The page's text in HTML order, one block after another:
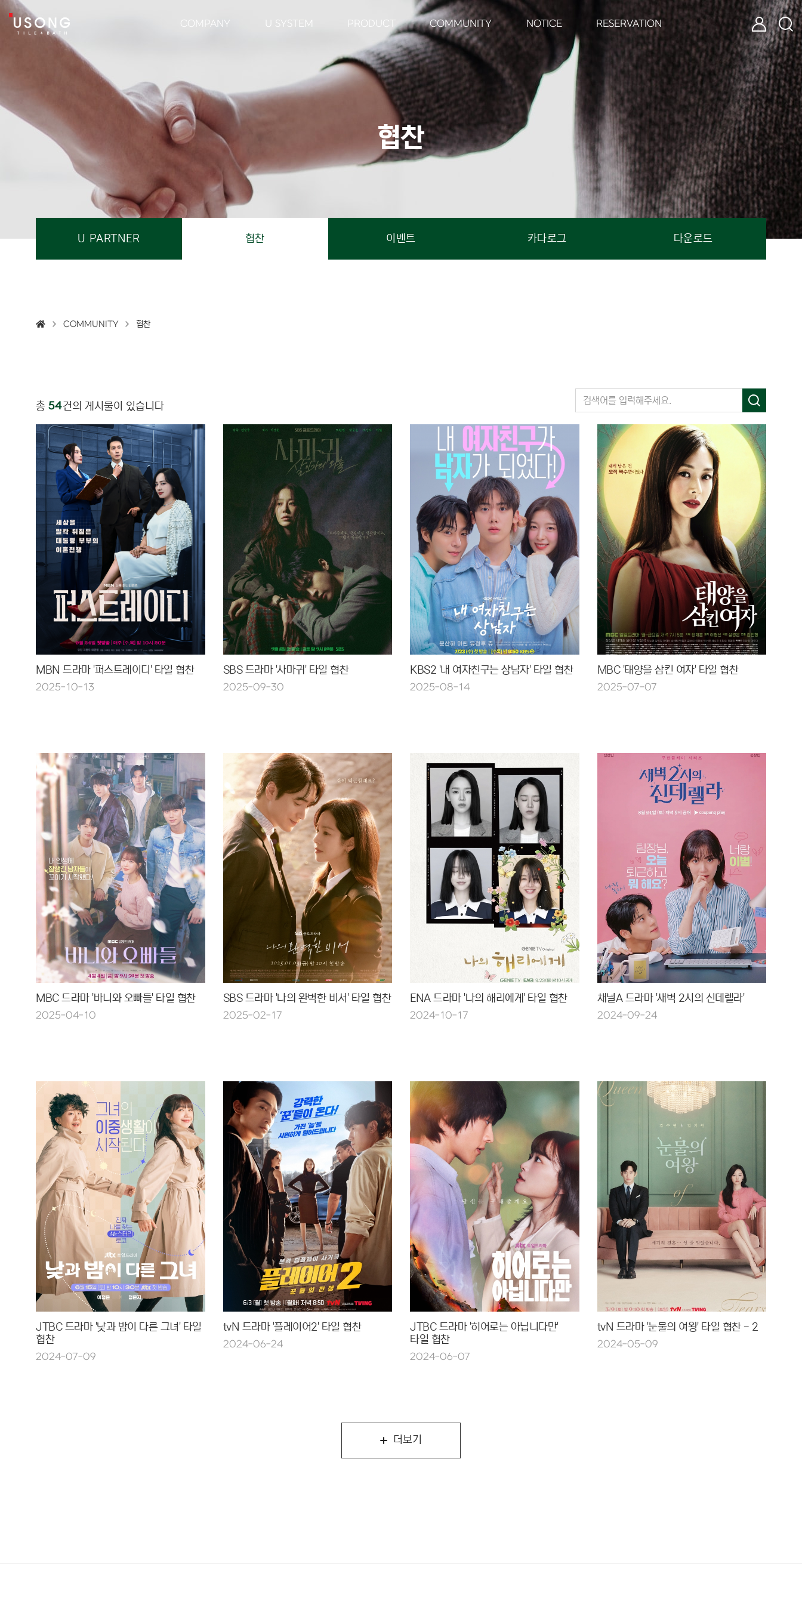
유송타일 & 바스
COMPANY
U SYSTEM PRODUCT COMMUNITY NOTICE RESERVATION
로그인검색
협찬 | 유송타일&바스 욕실 인테리어 타일·자재 전문 유통
협찬
U PARTNER 협찬 이벤트 카다로그 다운로드
COMMUNITY 협찬
총 54건의 게시물이 있습니다
MBN 드라마 '퍼스트레이디' 타일 협찬
2025-10-13
SBS 드라마 '사마귀' 타일 협찬
2025-09-30
KBS2 '내 여자친구는 상남자' 타일 협찬
2025-08-14
MBC '태양을 삼킨 여자' 타일 협찬
2025-07-07
MBC 드라마 '바니와 오빠들' 타일 협찬
2025-04-10
SBS 드라마 '나의 완벽한 비서' 타일 협찬
2025-02-17
ENA 드라마 '나의 해리에게' 타일 협찬
2024-10-17
채널A 드라마 '새벽 2시의 신데렐라'
2024-09-24
JTBC 드라마 '낮과 밤이 다른 그녀' 타일
협찬
2024-07-09
tvN 드라마 '플레이어2' 타일 협찬
2024-06-24
JTBC 드라마 '히어로는 아닙니다만'
타일 협찬
2024-06-07
tvN 드라마 '눈물의 여왕' 타일 협찬 - 2
2024-05-09
더보기